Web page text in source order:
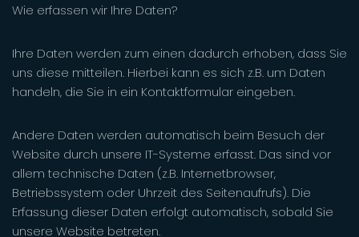
Wie erfassen wir Ihre Daten?
Ihre Daten werden zum einen dadurch erhoben, dass Sie
uns diese mitteilen. Hierbei kann es sich z.B. um Daten
handeln, die Sie in ein Kontaktformular eingeben.
Andere Daten werden automatisch beim Besuch der
Website durch unsere IT-Systeme erfasst. Das sind vor
allem technische Daten (z.B. Internetbrowser,
Betriebssystem oder Uhrzeit des Seitenaufrufs). Die
Erfassung dieser Daten erfolgt automatisch, sobald Sie
unsere Website betreten.